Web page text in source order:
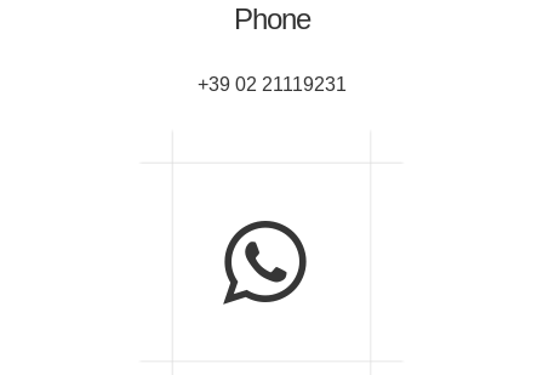
Phone
+39 02 21119231